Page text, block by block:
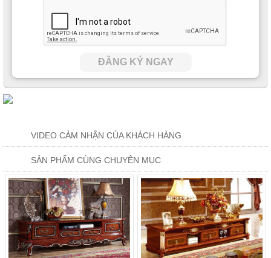
ĐĂNG KÝ NGAY
VIDEO CẢM NHẬN CỦA KHÁCH HÀNG
SẢN PHẨM CÙNG CHUYÊN MỤC